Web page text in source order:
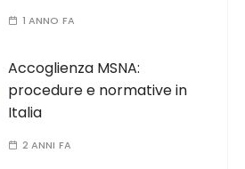
1 ANNO FA
Accoglienza MSNA:
procedure e normative in
Italia
2 ANNI FA